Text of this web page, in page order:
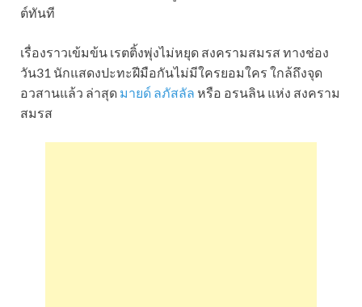
ต์ทันที
เรื่องราวเข้มข้น เรตติ้งพุ่งไม่หยุด สงครามสมรส ทางช่อง
วัน31 นักแสดงปะทะฝีมือกันไม่มีใครยอมใคร ใกล้ถึงจุด
อวสานแล้ว ล่าสุด มายด์ ลภัสลัล หรือ อรนลิน แห่ง สงคราม
สมรส